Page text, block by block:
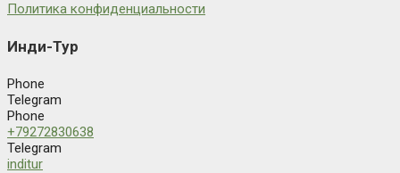
Политика конфиденциальности
Инди-Тур
Phone
Telegram
Phone
+79272830638
Telegram
inditur